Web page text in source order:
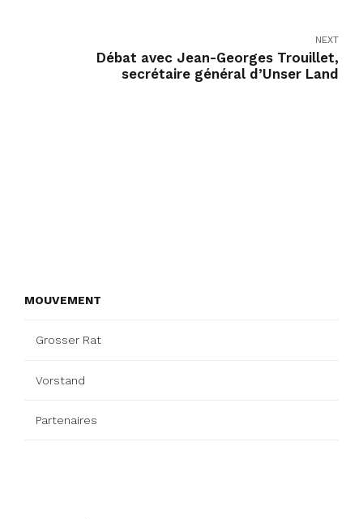
NEXT
Débat avec Jean-Georges Trouillet,
secrétaire général d’Unser Land
MOUVEMENT
Grosser Rat
Vorstand
Partenaires